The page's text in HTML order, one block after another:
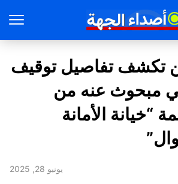
تكشف تفاصيل توقيف
مبحوث عنه من
“خيانة الأمانة
يونيو 28, 2025